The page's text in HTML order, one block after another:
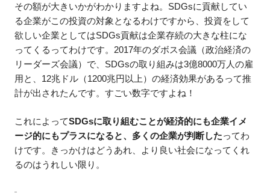
その額が大きいかがわかりますよね。SDGsに貢献してい
る企業がこの投資の対象となるわけですから、投資をして
欲しい企業としてはSDGs貢献は企業存続の大きな柱にな
ってくるってわけです。2017年のダボス会議（政治経済の
リーダーズ会議）で、SDGsの取り組みは3億8000万人の雇
用と、12兆ドル（1200兆円以上）の経済効果があるって推
計が出されたんです。すごい数字ですよね！
これによってSDGsに取り組むことが経済的にも企業イメ
ージ的にもプラスになると、多くの企業が判断したってわ
けです。きっかけはどうあれ、より良い社会になってくれ
るのはうれしい限り。